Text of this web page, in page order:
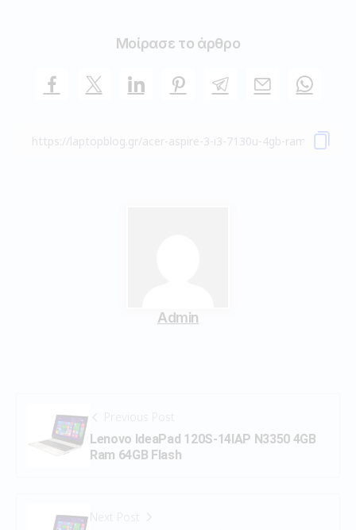
Μοίρασε το άρθρο
Admin
Previous Post
Lenovo IdeaPad 120S-14IAP N3350 4GB
Ram 64GB Flash
Next Post